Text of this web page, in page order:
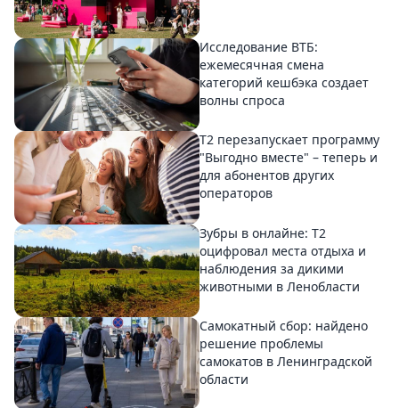
Исследование ВТБ:
ежемесячная смена
категорий кешбэка создает
волны спроса
Т2 перезапускает программу
"Выгодно вместе" – теперь и
для абонентов других
операторов
Зубры в онлайне: Т2
оцифровал места отдыха и
наблюдения за дикими
животными в Ленобласти
Самокатный сбор: найдено
решение проблемы
самокатов в Ленинградской
области